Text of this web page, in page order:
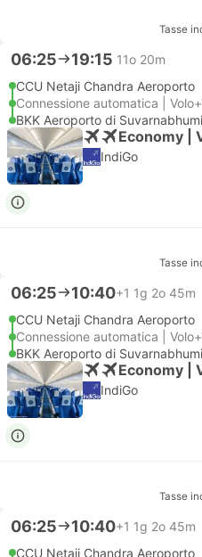
Tasse
06:25 19:15 11o 20m
CCU Netaji Chandra Aeroporto
Connessione automatica |
BKK Aeroporto di
Economy |
IndiGo
Tasse
06:25 10:40+1 1g 2o 45m
CCU Netaji Chandra Aeroporto
Connessione automatica |
BKK Aeroporto di
Economy |
IndiGo
Tasse
06:25 10:40+1 1g 2o 45m
CCU Netaji Chandra Aeroporto